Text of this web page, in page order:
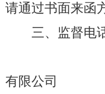
请通过书面来函
三、监督电
有限公司